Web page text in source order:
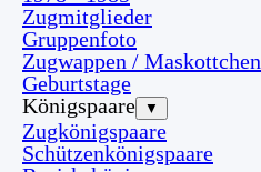
Zugmitglieder
Gruppenfoto
Zugwappen / Maskottchen
Geburtstage
Königspaare
▼
Zugkönigspaare
Schützenkönigspaare